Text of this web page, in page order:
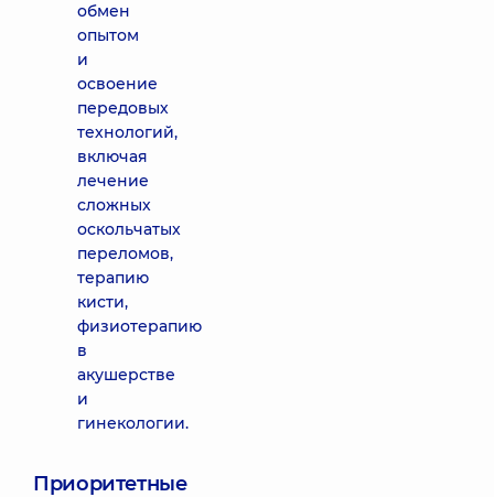
обмен
опытом
и
освоение
передовых
технологий,
включая
лечение
сложных
оскольчатых
переломов,
терапию
кисти,
физиотерапию
в
акушерстве
и
гинекологии.
Приоритетные